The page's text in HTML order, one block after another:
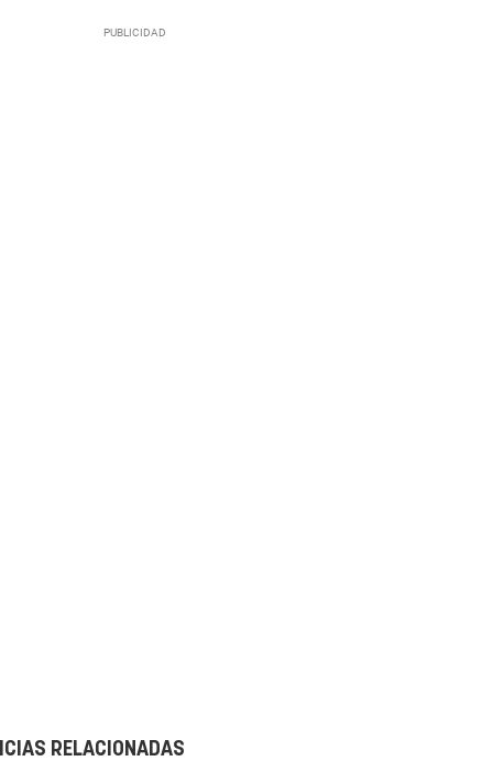
RELACIONADAS